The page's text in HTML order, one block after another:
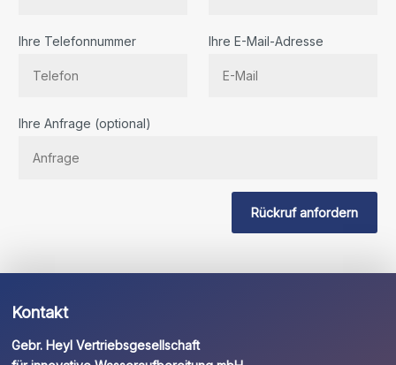
Ihre Telefonnummer Ihre E-Mail-Adresse
Sie
Ihre Anfrage (optional)
Rückruf anfordern
Kontakt
Gebr. Heyl Vertriebsgesellschaft